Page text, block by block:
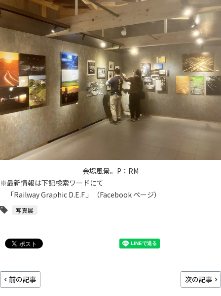
会場風景。P：RM
※最新情報は下記検索ワードにて
「Railway Graphic D.E.F.」（Facebook ページ）
写真展
前の記事 次の記事